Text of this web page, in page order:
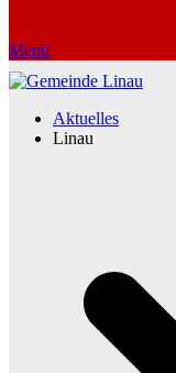
Menü
Aktuelles
Linau